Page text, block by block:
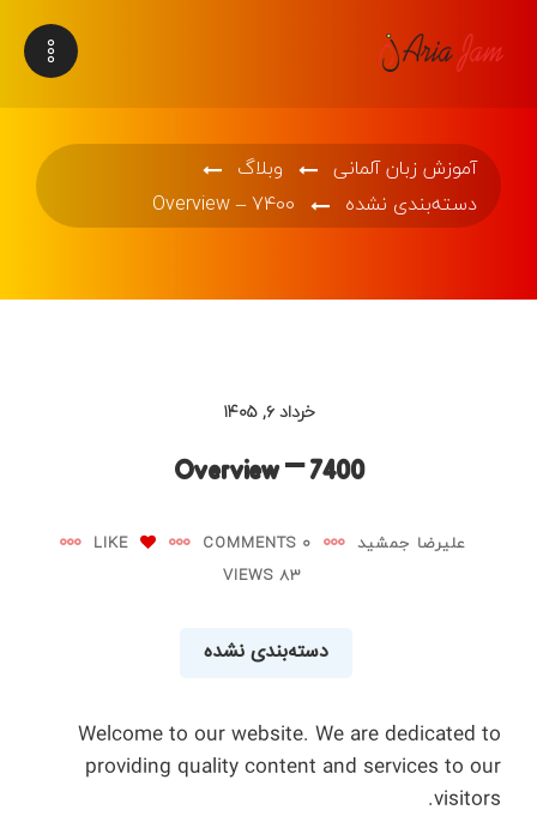
آموزش زبان آلمانی
وبلاگ
دسته‌بندی نشده
Overview – 7400
خرداد ۶, ۱۴۰۵
Overview – 7400
علیرضا جمشید 0 COMMENTS
LIKE
83 VIEWS
دسته‌بندی نشده
Welcome to our website. We are dedicated to
providing quality content and services to our
visitors.